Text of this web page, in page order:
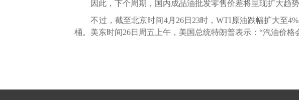
因此，下个周期，国内成品油批发零售价差将呈现扩大趋势
不过，截至北京时间4月26日23时，WTI原油跌幅扩大至4%
桶。美东时间26日周五上午，美国总统特朗普表示：“汽油价格